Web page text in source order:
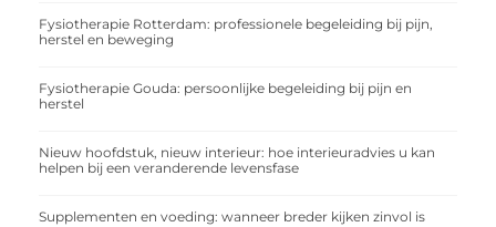
Fysiotherapie Rotterdam: professionele begeleiding bij pijn,
herstel en beweging
Fysiotherapie Gouda: persoonlijke begeleiding bij pijn en
herstel
Nieuw hoofdstuk, nieuw interieur: hoe interieuradvies u kan
helpen bij een veranderende levensfase
Supplementen en voeding: wanneer breder kijken zinvol is